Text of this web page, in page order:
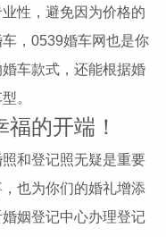
性，避免因为价格的
，0539婚车网也是你
车款式，还能根据婚
。
的开端！
和登记照无疑是重要
也为你们的婚礼增添
姻登记中心办理登记